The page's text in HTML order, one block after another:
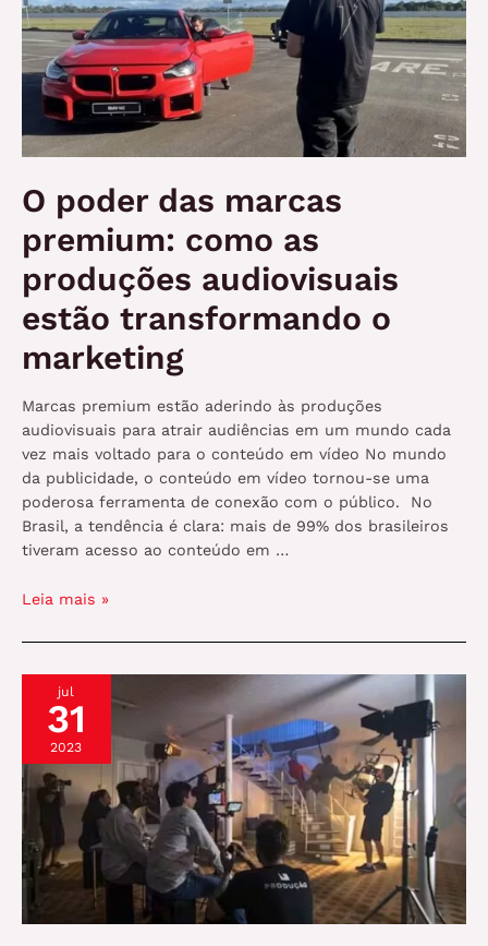
O poder das marcas
premium: como as
produções audiovisuais
estão transformando o
marketing
Marcas premium estão aderindo às produções
audiovisuais para atrair audiências em um mundo cada
vez mais voltado para o conteúdo em vídeo No mundo
da publicidade, o conteúdo em vídeo tornou-se uma
poderosa ferramenta de conexão com o público. No
Brasil, a tendência é clara: mais de 99% dos brasileiros
tiveram acesso ao conteúdo em …
O
das
premium:
como
produções
audiovisuais
estão
transformando
o
marketing
Leia mais »
jul
31
2023